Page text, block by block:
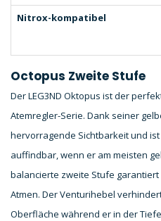
Nitrox-kompatibel
Octopus Zweite Stufe
Der LEG3ND Oktopus ist der
Atemregler-Serie. Dank seiner
hervorragende Sichtbarkeit und
auffindbar, wenn er am meisten
balancierte zweite Stufe
Atmen. Der Venturihebel
Oberfläche während er in der